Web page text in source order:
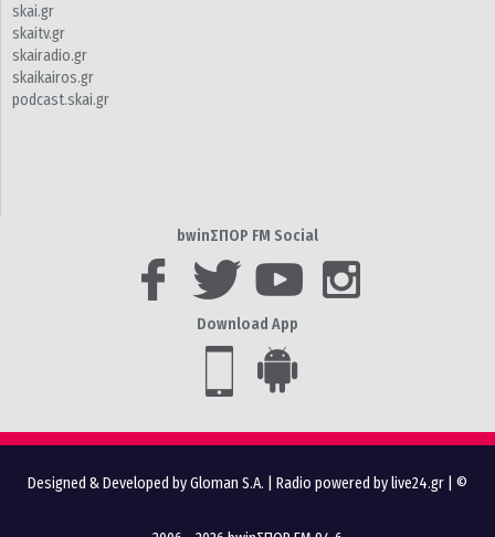
skai.gr
skaitv.gr
skairadio.gr
skaikairos.gr
podcast.skai.gr
bwinΣΠΟΡ FM Social
Download App
Designed & Developed by Gloman S.A. Radio powered by live24.gr | ©